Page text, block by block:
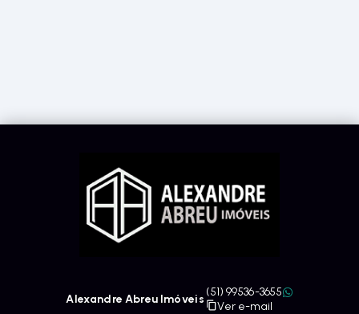
Alexandre Abreu Imóveis
(51) 99536-3655
Ver e-mail